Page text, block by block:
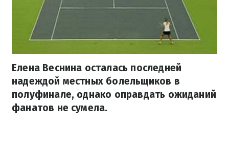
Елена Веснина осталась последней
надеждой местных болельщиков в
полуфинале, однако оправдать ожиданий
фанатов не сумела.